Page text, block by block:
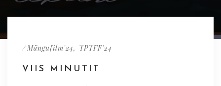
/Mängufilm'24, TPTFF'24
VIIS MINUTIT